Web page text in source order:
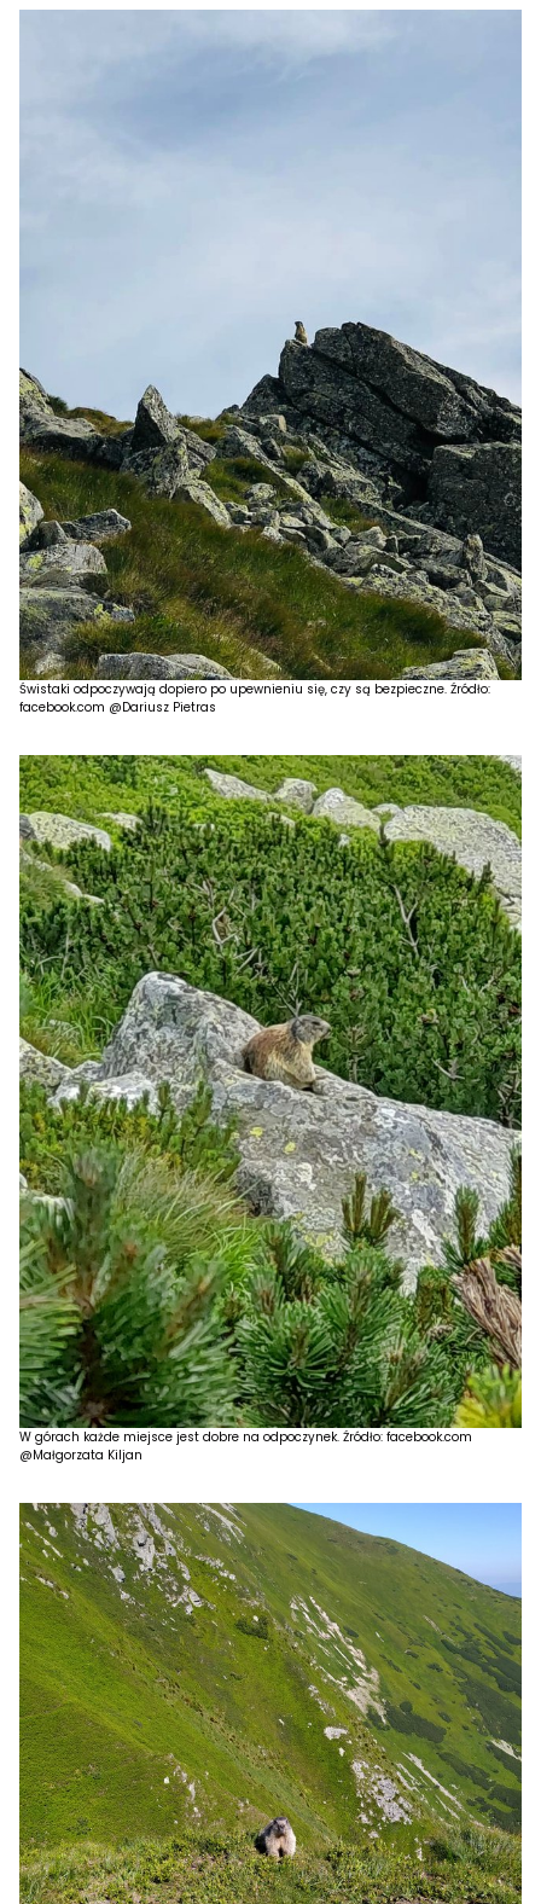
Świstaki odpoczywają dopiero po upewnieniu się, czy są bezpieczne. Źródło:
facebook.com @Dariusz Pietras
W górach każde miejsce jest dobre na odpoczynek. Źródło: facebook.com
@Małgorzata Kiljan